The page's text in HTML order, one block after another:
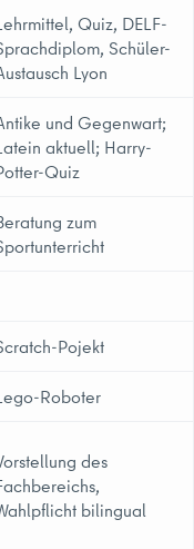
Quiz, DELF-
Schüler-
Lyon
und Gegenwart;
aktuell; Harry-
Quiz
zum
Pojekt
Roboter
des
bilingual